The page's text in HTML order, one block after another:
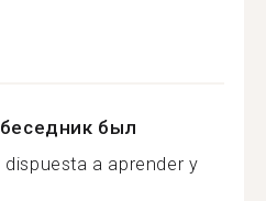
был
a aprender y